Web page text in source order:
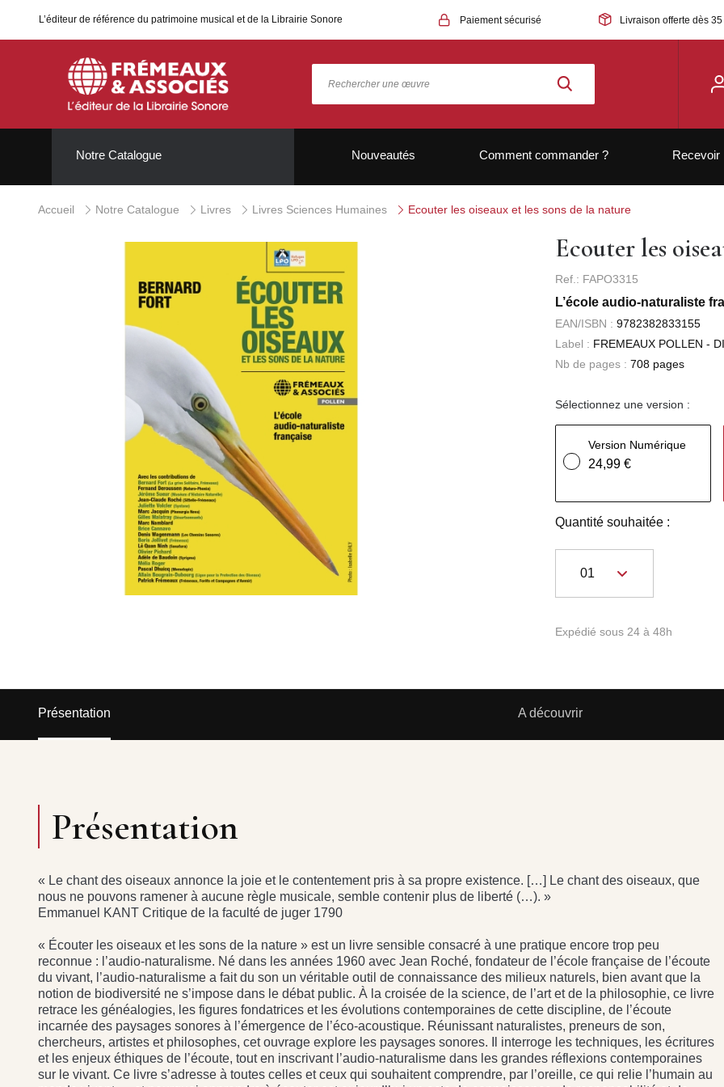
L’éditeur de référence du patrimoine musical et de la Librairie Sonore Paiement sécurisé Livraison offerte dès
Notre Catalogue Nouveautés Comment commander ? Recevoir
Accueil Notre Catalogue Livres Livres Sciences Humaines Ecouter les oiseaux et les sons de la nature
Ecouter les
Ref.: FAPO3315
L’école audio-naturaliste
EAN/ISBN : 9782382833155
Label : FREMEAUX POLLEN -
Nb de pages : 708 pages
Sélectionnez une version :
Version Numérique
24,99 €
Quantité souhaitée :
Expédié sous 24 à 48h
Présentation A découvrir
Présentation
« Le chant des oiseaux annonce la joie et le contentement pris à sa propre existence. […] Le chant des oiseaux, que
nous ne pouvons ramener à aucune règle musicale, semble contenir plus de liberté (…). »
Emmanuel KANT Critique de la faculté de juger 1790
« Écouter les oiseaux et les sons de la nature » est un livre sensible consacré à une pratique encore trop peu
reconnue : l’audio-naturalisme. Né dans les années 1960 avec Jean Roché, fondateur de l’école française de l’écoute
du vivant, l’audio-naturalisme a fait du son un véritable outil de connaissance des milieux naturels, bien avant que la
notion de biodiversité ne s’impose dans le débat public. À la croisée de la science, de l’art et de la philosophie, ce livre
retrace les généalogies, les figures fondatrices et les évolutions contemporaines de cette discipline, de l’écoute
incarnée des paysages sonores à l’émergence de l’éco-acoustique. Réunissant naturalistes, preneurs de son,
chercheurs, artistes et philosophes, cet ouvrage explore les paysages sonores. Il interroge les techniques, les écritures
et les enjeux éthiques de l’écoute, tout en inscrivant l’audio-naturalisme dans les grandes réflexions contemporaines
sur le vivant. Ce livre s’adresse à toutes celles et ceux qui souhaitent comprendre, par l’oreille, ce qui relie l’humain au